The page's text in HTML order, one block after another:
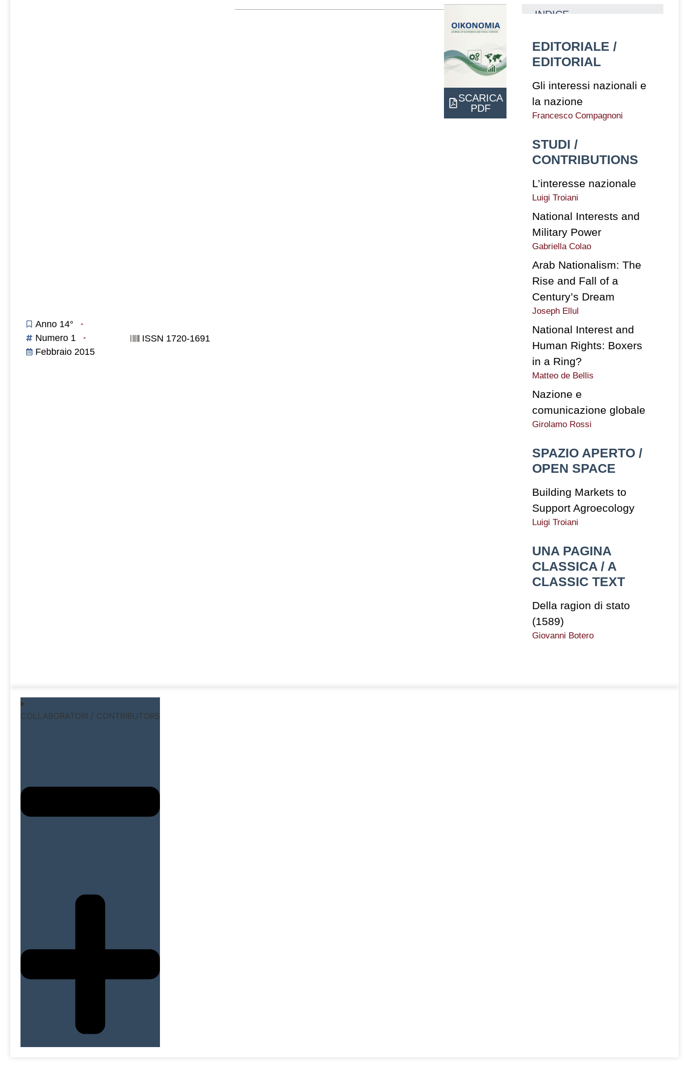
Anno 14°
Numero 1
Febbraio 2015
ISSN 1720-1691
SCARICA
PDF
INDICE
EDITORIALE /
EDITORIAL
Gli interessi nazionali e
la nazione
Francesco Compagnoni
STUDI /
CONTRIBUTIONS
L’interesse nazionale
Luigi Troiani
National Interests and
Military Power
Gabriella Colao
Arab Nationalism: The
Rise and Fall of a
Century’s Dream
Joseph Ellul
National Interest and
Human Rights: Boxers
in a Ring?
Matteo de Bellis
Nazione e
comunicazione globale
Girolamo Rossi
SPAZIO APERTO /
OPEN SPACE
Building Markets to
Support Agroecology
Luigi Troiani
UNA PAGINA
CLASSICA / A
CLASSIC TEXT
Della ragion di stato
(1589)
Giovanni Botero
COLLABORATORI / CONTRIBUTORS